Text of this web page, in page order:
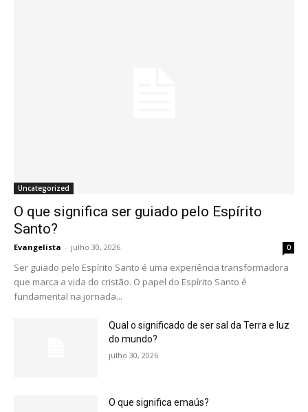
Uncategorized
O que significa ser guiado pelo Espírito
Santo?
Evangelista - julho 30, 2026 0
Ser guiado pelo Espírito Santo é uma experiência transformadora
que marca a vida do cristão. O papel do Espírito Santo é
fundamental na jornada...
Qual o significado de ser sal da Terra e luz
do mundo?
julho 30, 2026
O que significa emaús?